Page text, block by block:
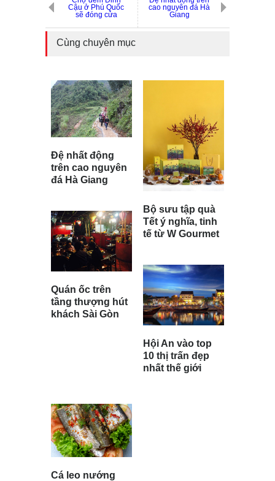
Cậu ở Phú Quốc
sẽ đóng cửa
cao nguyên đá Hà
Giang
Cùng chuyên mục
Đệ nhất động
trên cao nguyên
đá Hà Giang
Quán ốc trên
tầng thượng hút
khách Sài Gòn
Bộ sưu tập quà
Tết ý nghĩa, tinh
tế từ W Gourmet
Hội An vào top
10 thị trấn đẹp
nhất thế giới
Cá leo nướng